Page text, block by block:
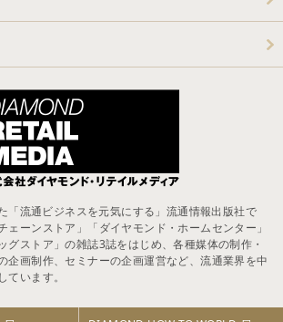
「流通ビジネスを元気にする」流通情報出版社で
ェーンストア」「ダイヤモンド・ホームセンター」
グストア」の雑誌3誌をはじめ、各種媒体の制作・
企画制作、セミナーの企画運営など、流通業界を中
います。